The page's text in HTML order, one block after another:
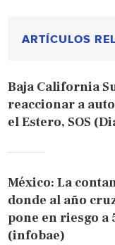
ARTÍCULOS
Baja California
reaccionar a
el Estero, SOS
México: La
donde al año
pone en riesgo a
(infobae)